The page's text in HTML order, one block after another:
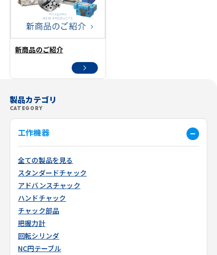
製品カテゴリ
CATEGORY
工作機器
全ての製品を見る
スタンダードチャック
アドバンスチャック
ハンドチャック
チャック部品
把握力計
回転シリンダ
NC円テーブル
新商品のご紹介